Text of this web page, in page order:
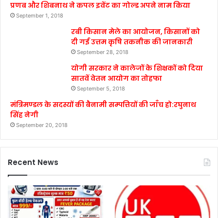
प्रणब और शिबनाथ ने कपल इवेंट का गोल्ड अपने नाम किया
September 1, 2018
रबी किसान मेले का आयोजन, किसानों को
दी गई उत्तम कृषि तकनीक की जानकारी
September 28, 2018
योगी सरकार ने कालेजों के शिक्षकों को दिया
सातवें वेतन आयोग का तोहफा
September 5, 2018
मंत्रिमण्डल के सदस्यों की बैनामी सम्पत्तियों की जाँच हो:रघुनाथ
सिंह नेगी
September 20, 2018
Recent News